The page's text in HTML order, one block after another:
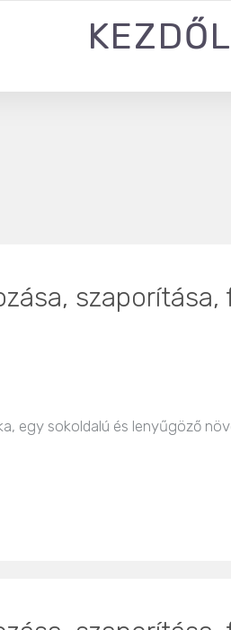
egy sokoldalú és lenyűgöző